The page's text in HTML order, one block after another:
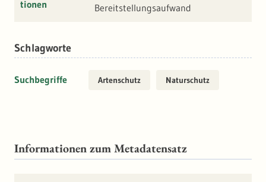
tionen
Bereitstellungsaufwand
Schlagworte
Suchbegriffe Artenschutz Naturschutz
Informationen zum Metadatensatz